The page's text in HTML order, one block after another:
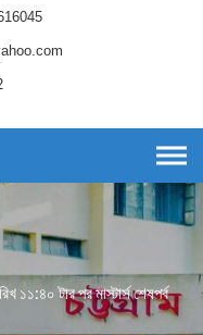
টার পর মাস্টার্স শেষপর্ব